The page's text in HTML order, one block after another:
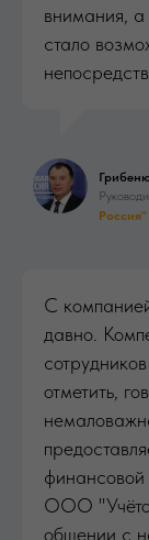
внимания,
стало
Россия"
С
давно.
отметить,
ООО
общении с